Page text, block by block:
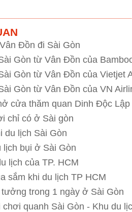
Đồn đi Sài Gòn
Gòn từ Vân Đồn của
Gòn từ Vân Đồn của Vietjet
Gòn từ Vân Đồn của VN
cửa thăm quan Dinh Độc Lập
chỉ có ở Sài gòn
du lịch Sài Gòn
lịch bụi ở Sài Gòn
lịch của TP. HCM
sắm khi du lịch TP HCM
trong 1 ngày ở Sài Gòn
chơi quanh Sài Gòn - Khu du